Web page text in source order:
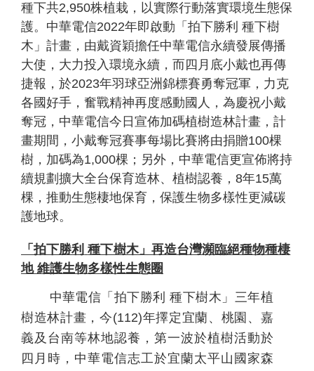
個
人
家
庭
企
業
國
際
科
技
研
發
於
我
們
產品
種下共2,950株植栽，以實際行動落實環境生態保
護。中華電信2022年即啟動「拍下勝利 種下樹
木」計畫，由戴資穎擔任中華電信永續發展傳播
大使，大力投入環境永續，而四月底小戴也再傳
捷報，於2023年羽球亞洲錦標賽勇奪冠軍，力克
各國好手，奮戰精神再度感動國人，為慶祝小戴
奪冠，中華電信今日宣佈加碼植樹造林計畫，計
畫期間，小戴奪冠賽事每場比賽將由捐贈100棵
樹，加碼為1,000棵；另外，中華電信更宣佈將持
續規劃擴大全台保育造林、植樹認養， 8年15萬
棵，推動生態棲地保育，保護生物多樣性更減碳
護地球。
「拍下勝利 種下樹木」再造台灣瀕臨絕種物種棲
地 維護生物多樣性生態圈
中華電信「拍下勝利 種下樹木」三年植
樹造林計畫，今(112)年擇定宜蘭、桃園、嘉
義及台南等林地認養， 第一波於植樹活動於
四月時，中華電信志工於宜蘭太平山國家森